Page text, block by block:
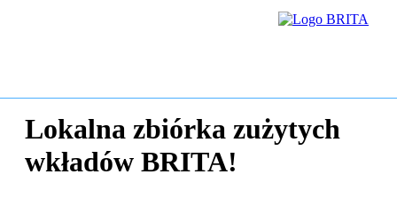
Lokalna zbiórka zużytych
wkładów BRITA!